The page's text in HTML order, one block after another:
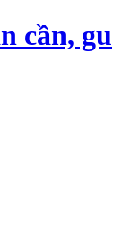
cần, gu